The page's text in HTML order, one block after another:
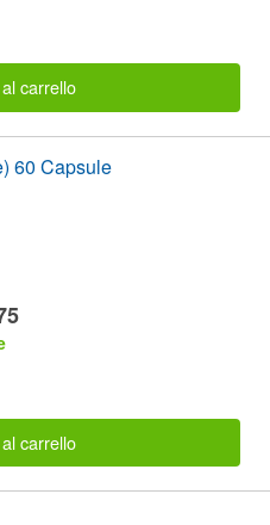
carrello
60 Capsule
carrello